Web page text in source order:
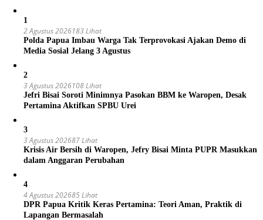
1
2 Agustus 2026183 Lihat
Polda Papua Imbau Warga Tak Terprovokasi Ajakan Demo di
Media Sosial Jelang 3 Agustus
2
3 Agustus 2026108 Lihat
Jefri Bisai Soroti Minimnya Pasokan BBM ke Waropen, Desak
Pertamina Aktifkan SPBU Urei
3
3 Agustus 202687 Lihat
Krisis Air Bersih di Waropen, Jefry Bisai Minta PUPR Masukkan
dalam Anggaran Perubahan
4
4 Agustus 202685 Lihat
DPR Papua Kritik Keras Pertamina: Teori Aman, Praktik di
Lapangan Bermasalah